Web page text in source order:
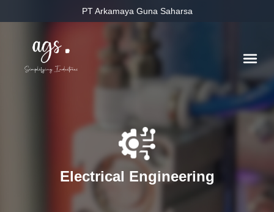
PT Arkamaya Guna Saharsa
Electrical Engineering